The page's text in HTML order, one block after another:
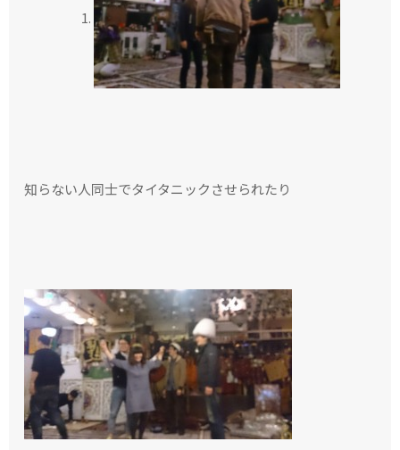
知らない人同士でタイタニックさせられたり